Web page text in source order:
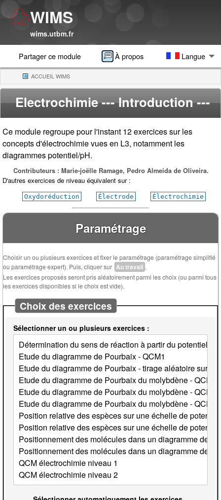
WIMS
wims.utbm.fr
Partager ce module À propos Langue
ACCUEIL WIMS(CURRENT)
Electrochimie--- Introduction ---
Ce module regroupe pour l'instant 12 exercices sur les
concepts d'électrochimie vues en L3, notamment les
diagrammes potentiel/pH.
Contributeurs : Marie-joëlle Ramage, Pedro Almeida de Oliveira.
D'autres exercices de niveau équivalent sur :
Oxydoréduction Électrode Électrochimie
Paramétrage
Choisir un ou plusieurs exercices et fixer le paramétrage (paramétrage simplifié
ou paramétrage expert). Puis, cliquer sur Au travail .
Les exercices proposés seront pris aléatoirement parmi les choix (ou parmi tous
les exercices disponibles si le choix est vide).
Choix des exercices
Sélectionner un ou plusieurs exercices :